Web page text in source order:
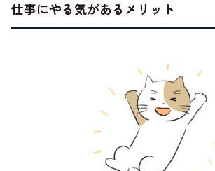
仕事にやる気があるメリット